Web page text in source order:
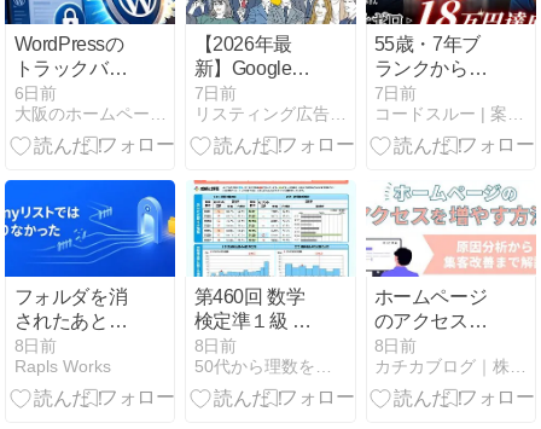
WordPressの
トラックバッ
クとは？意味
と許可・無効
化の方法を解
6日前
大阪のホームページ制作会社セブンデザインが運営するブログ
【2026年最
新】Google広
告のAI生成ラ
ベルとは？対
象広告・表示
の対応を解説
7日前
リスティング広告のアレコレ
55歳・7年ブ
ランクから
Web制作に再
挑戦！2ヶ月
で18.8万円を
7日前
コードスルー | 案件特化型Web制作スクール
フォルダを消
されたあと、
settings.jsonを
どう書き直し
たか。denyリ
8日前
Rapls Works
第460回 数学
検定準１級 の
合否結果が出
ました
8日前
50代から理数を学ぶ。 - ブログ
ホームページ
のアクセスを
増やす方法｜
原因分析から
集客改善まで
8日前
カチカブログ｜株式会社カチカ